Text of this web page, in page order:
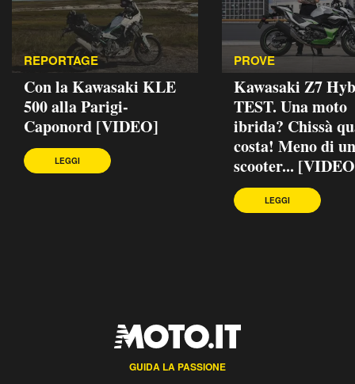
REPORTAGE
Con la Kawasaki KLE
500 alla Parigi-
Caponord [VIDEO]
LEGGI
PROVE
Kawasaki Z7
TEST. Una moto
ibrida? Chissà
costa! Meno di
scooter...
LEGGI
GUIDA LA PASSIONE